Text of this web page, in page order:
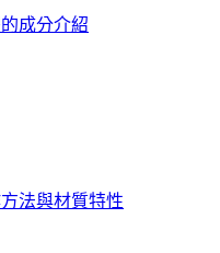
成分介紹
法與材質特性